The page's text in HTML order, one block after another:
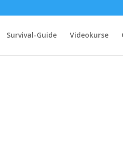
Survival-Guide Videokurse